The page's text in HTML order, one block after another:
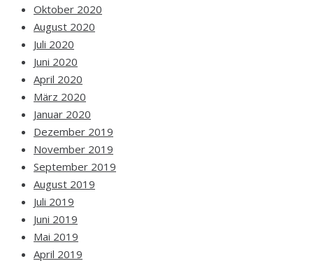
Oktober 2020
August 2020
Juli 2020
Juni 2020
April 2020
März 2020
Januar 2020
Dezember 2019
November 2019
September 2019
August 2019
Juli 2019
Juni 2019
Mai 2019
April 2019